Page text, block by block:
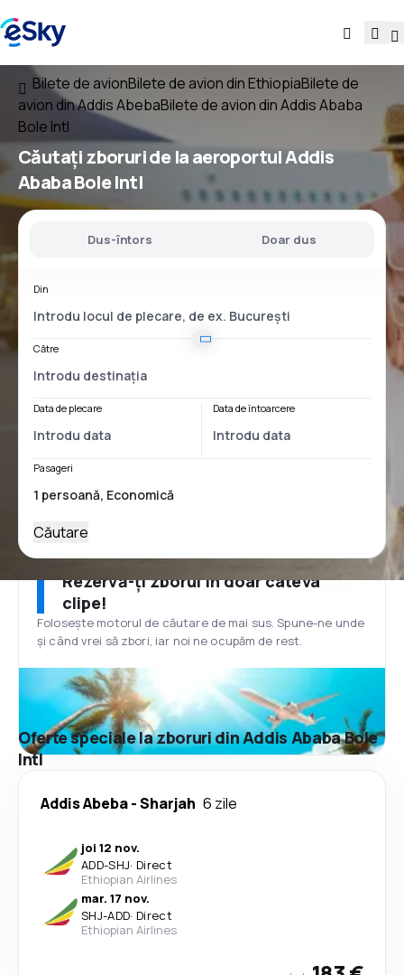
Bilete de avionBilete de avion din EthiopiaBilete de
avion din Addis AbebaBilete de avion din Addis Ababa
Bole Intl
Căutațizboruride laaeroportulAddis
Ababa Bole Intl
Dus-întors Doar dus
Din
Către
Data de plecare Data de întoarcere
Pasageri
Căutare
Rezervă-ți zborul în doar câteva
clipe!
Folosește motorul de căutare de mai sus. Spune-ne unde
și când vrei să zbori, iar noi ne ocupăm de rest.
Oferte speciale la zboruri din Addis Ababa Bole
Intl
Addis Abeba-Sharjah 6 zile
joi 12 nov.
ADD-SHJ· Direct
Ethiopian Airlines
mar. 17 nov.
SHJ-ADD· Direct
Ethiopian Airlines